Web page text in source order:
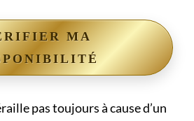
MA
pas toujours à cause d’un